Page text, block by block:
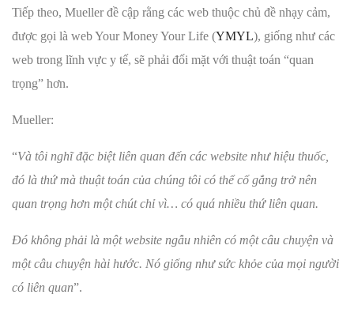
Tiếp theo, Mueller đề cập rằng các web thuộc chủ đề nhạy cảm,
được gọi là web Your Money Your Life (YMYL), giống như các
web trong lĩnh vực y tế, sẽ phải đối mặt với thuật toán “quan
trọng” hơn.
Mueller:
“Và tôi nghĩ đặc biệt liên quan đến các website như hiệu thuốc,
đó là thứ mà thuật toán của chúng tôi có thể cố gắng trở nên
quan trọng hơn một chút chỉ vì… có quá nhiều thứ liên quan.
Đó không phải là một website ngẫu nhiên có một câu chuyện và
một câu chuyện hài hước. Nó giống như sức khỏe của mọi người
có liên quan”.